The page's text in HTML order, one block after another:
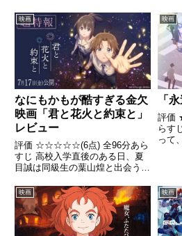
れ、新たに最強の人造人間ガンマ
1号、2号を生み出す引用-
Wikipedia
界を
た。
映画
なにもかもが酷すぎる金欠
映画「君と花火と約束と」
レビュー
評価 ☆☆☆☆☆(6点) 全96分あら
すじ 高校入学直後のある日、夏
目誠は同級生の葉山煌と出会う。
夏目誠と出会う」と語られてお
り、一枚の花火の絵を手にしてい
た。 引用- Wikipedia
映画
「
評価
らす
って
裏腹
まう
映画 映画